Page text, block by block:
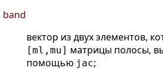
band
вектор из двух элементов,
[ml,mu] матрицы полосы,
помощью jac;